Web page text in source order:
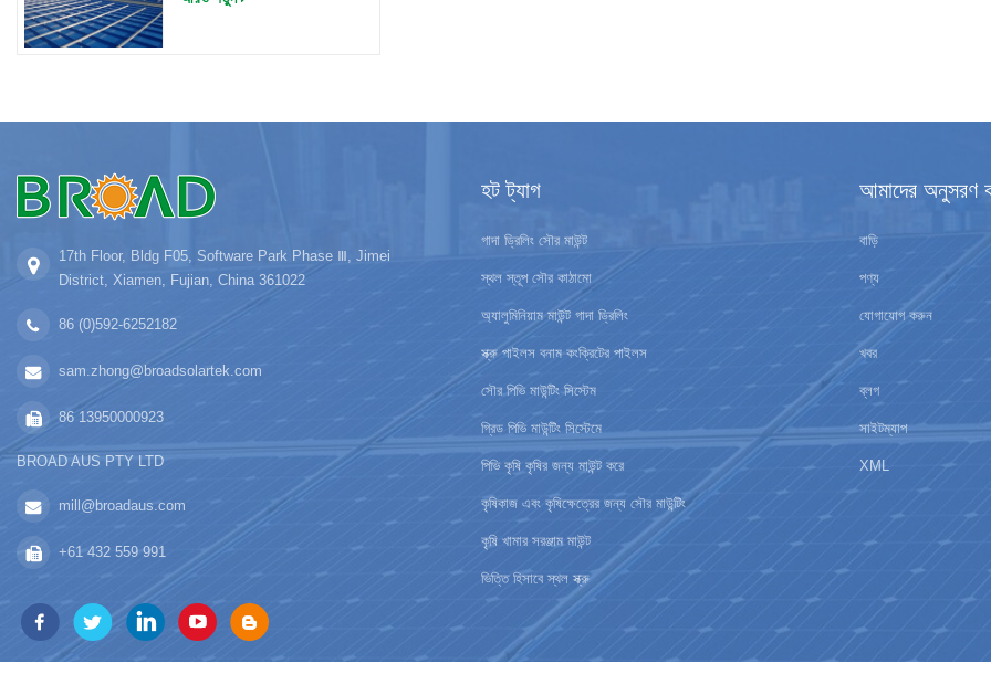
17th Floor, Bldg F05, Software Park Phase Ⅲ, Jimei
District, Xiamen, Fujian, China 361022
86 (0)592-6252182
sam.zhong@broadsolartek.com
86 13950000923
BROAD AUS PTY LTD
mill@broadaus.com
+61 432 559 991
হট ট্যাগ
গাদা ড্রিলিং সৌর মাউন্ট
স্থল স্তূপ সৌর কাঠামো
অ্যালুমিনিয়াম মাউন্ট গাদা ড্রিলিং
স্ক্রু পাইলস বনাম কংক্রিটের পাইলস
সৌর পিভি মাউন্টিং সিস্টেম
গ্রিড পিভি মাউন্টিং সিস্টেমে
পিভি কৃষি কৃষির জন্য মাউন্ট করে
কৃষিকাজ এবং কৃষিক্ষেত্রের জন্য সৌর মাউন্টিং
কৃষি খামার সরঞ্জাম মাউন্ট
ভিত্তি হিসাবে স্থল স্ক্রু
আমাদের অনুসরণ
বাড়ি
পণ্য
যোগাযোগ করুন
খবর
ব্লগ
সাইটম্যাপ
XML